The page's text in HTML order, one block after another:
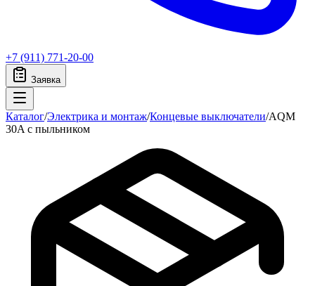
+7 (911) 771-20-00
Заявка
Каталог/Электрика и монтаж/Концевые выключатели/AQM
30A с пыльником